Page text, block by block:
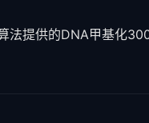
提供的DNA甲基化